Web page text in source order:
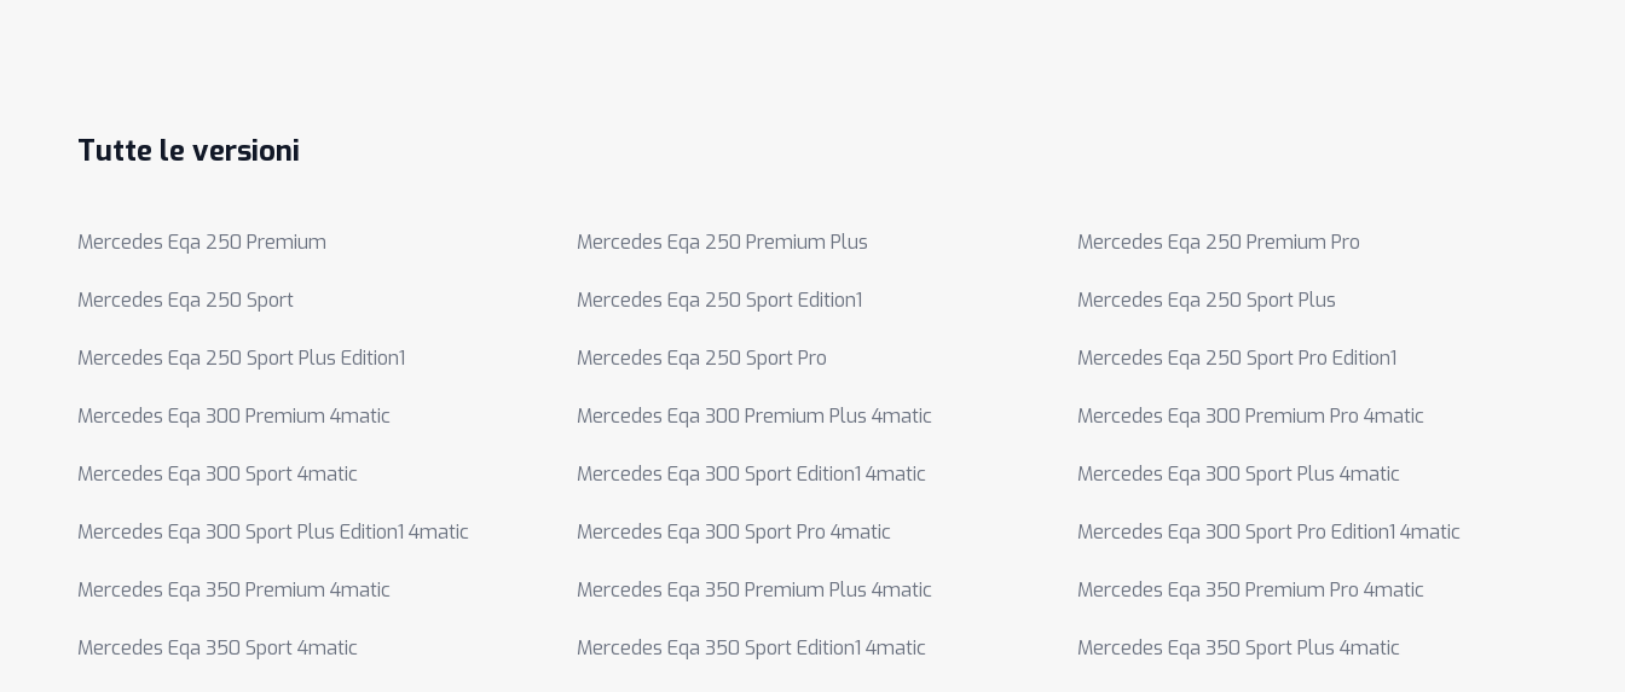
Tutte le versioni
Mercedes Eqa 250 Premium Mercedes Eqa 250 Premium Plus Mercedes Eqa 250 Premium Pro
Mercedes Eqa 250 Sport Mercedes Eqa 250 Sport Edition1 Mercedes Eqa 250 Sport Plus
Mercedes Eqa 250 Sport Plus Edition1 Mercedes Eqa 250 Sport Pro Mercedes Eqa 250 Sport Pro Edition1
Mercedes Eqa 300 Premium 4matic Mercedes Eqa 300 Premium Plus 4matic Mercedes Eqa 300 Premium Pro 4matic
Mercedes Eqa 300 Sport 4matic Mercedes Eqa 300 Sport Edition1 4matic Mercedes Eqa 300 Sport Plus 4matic
Mercedes Eqa 300 Sport Plus Edition1 4matic Mercedes Eqa 300 Sport Pro 4matic Mercedes Eqa 300 Sport Pro Edition1 4matic
Mercedes Eqa 350 Premium 4matic Mercedes Eqa 350 Premium Plus 4matic Mercedes Eqa 350 Premium Pro 4matic
Mercedes Eqa 350 Sport 4matic Mercedes Eqa 350 Sport Edition1 4matic Mercedes Eqa 350 Sport Plus 4matic